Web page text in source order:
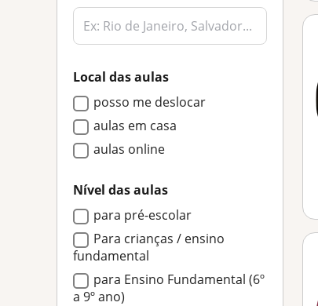
Local das aulas
posso me deslocar
aulas em casa
aulas online
Nível das aulas
para pré-escolar
Para crianças / ensino
fundamental
para Ensino Fundamental (6º
a 9º ano)